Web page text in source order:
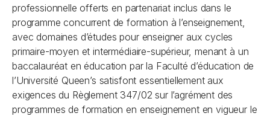
professionnelle offerts en partenariat inclus dans le
programme concurrent de formation à l’enseignement,
avec domaines d’études pour enseigner aux cycles
primaire-moyen et intermédiaire-supérieur, menant à un
baccalauréat en éducation par la Faculté d’éducation de
l’Université Queen’s satisfont essentiellement aux
exigences du Règlement 347/02 sur l’agrément des
programmes de formation en enseignement en vigueur le